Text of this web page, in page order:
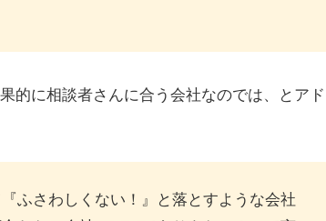
的に相談者さんに合う会社なのでは、とアド
ふさわしくない！』と落とすような会社